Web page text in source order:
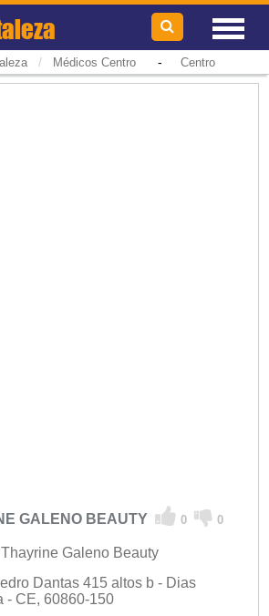
/ Médicos Centro- Centro
GALENO BEAUTY 0 0
Galeno Beauty
Dantas 415 altos b - Dias
- CE, 60860-150